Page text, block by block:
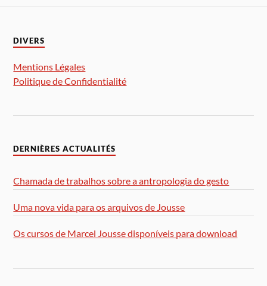
DIVERS
Mentions Légales
Politique de Confidentialité
DERNIÈRES ACTUALITÉS
Chamada de trabalhos sobre a antropologia do gesto
Uma nova vida para os arquivos de Jousse
Os cursos de Marcel Jousse disponíveis para download